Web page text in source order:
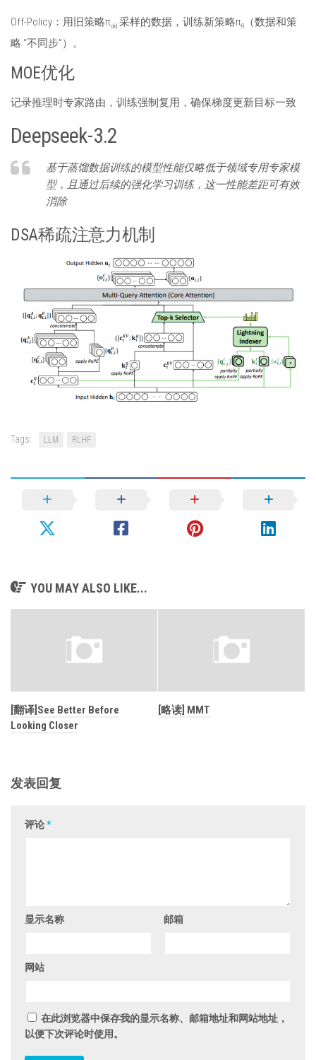
Off-Policy：用旧策略πold ​ 采样的数据，训练新策略πθ
​（数据和策
略 “不同步”）。
MOE优化
记录推理时专家路由，训练强制复用，确保梯度更新目标一致
Deepseek-3.2
基于蒸馏数据训练的模型性能仅略低于领域专用专家模
型，且通过后续的强化学习训练，这一性能差距可有效
消除
DSA稀疏注意力机制
Tags: LLM RLHF
YOU MAY ALSO LIKE...
[翻译]See Better Before
Looking Closer
[略读] MMT
发表回复
评论*
显示名称 邮箱
网站
在此浏览器中保存我的显示名称、邮箱地址和网站地址，
以便下次评论时使用。